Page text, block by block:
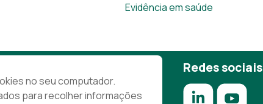
Evidência em saúde
Saldanha 1, 1249-069
Redes sociais
no seu computador.
para recolher informações